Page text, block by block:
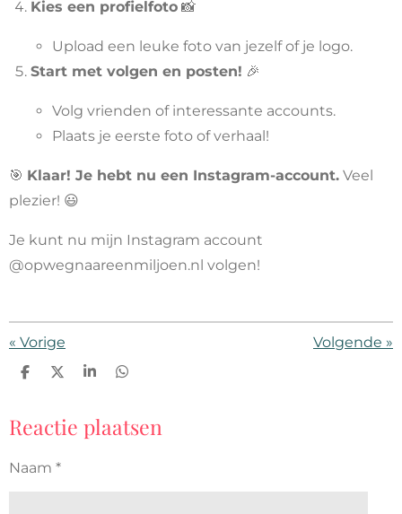
Kies een profielfoto 📸
Upload een leuke foto van jezelf of je logo.
Start met volgen en posten! 🎉
Volg vrienden of interessante accounts.
Plaats je eerste foto of verhaal!
🎯 Klaar! Je hebt nu een Instagram-account. Veel
plezier! 😃
Je kunt nu mijn Instagram account
@opwegnaareenmiljoen.nl volgen!
« Vorige Volgende »
D
e
n
D
l
S
r
e
D
e
n
Reactie plaatsen
Naam *